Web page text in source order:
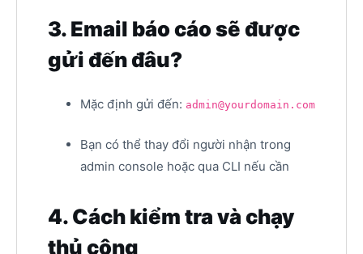
3. Email báo cáo sẽ được
gửi đến đâu?
Mặc định gửi đến: admin@yourdomain.com
Bạn có thể thay đổi người nhận trong
admin console hoặc qua CLI nếu cần
4. Cách kiểm tra và chạy
thủ công